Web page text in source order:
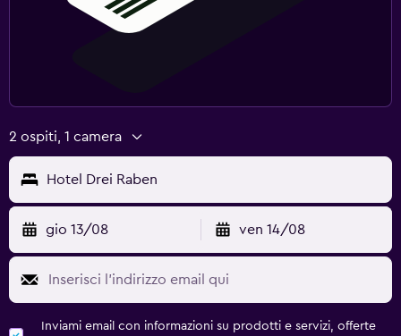
2 ospiti, 1 camera
Hotel Drei Raben
gio 13/08 ven 14/08
Inviami email con informazioni su prodotti e servizi, offerte